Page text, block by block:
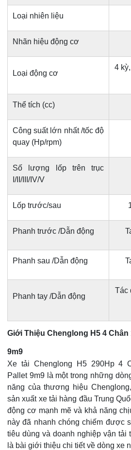
Loại nhiên liệu
Nhãn hiệu động cơ
Loại động cơ
4
Thể tích (cc)
Công suất lớn nhất /tốc độ
quay (Hp/rpm)
Số lượng lốp trên trục
I/II/III/IV/V
Lốp trước/sau
Phanh trước /Dẫn động
Phanh sau /Dẫn động
Phanh tay /Dẫn động
Tác
Giới Thiệu Chenglong H5 4 Chân
9m9
Xe tải Chenglong H5 290Hp 4
Pallet 9m9 là một trong những
năng của thương hiệu
sản xuất xe tải hàng đầu Trung
động cơ mạnh mẽ và khả năng
này đã nhanh chóng chiếm được
tiêu dùng và doanh nghiệp vận
là bài giới thiệu chi tiết về dòng xe